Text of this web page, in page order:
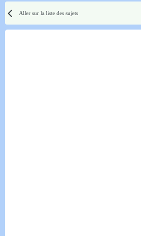
Aller sur la liste des sujets